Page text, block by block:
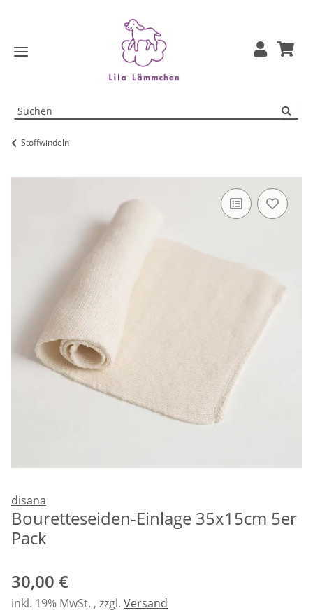
Stoffwindeln
disana
Bouretteseiden-Einlage 35x15cm 5er
Pack
30,00 €
inkl. 19% MwSt. , zzgl. Versand